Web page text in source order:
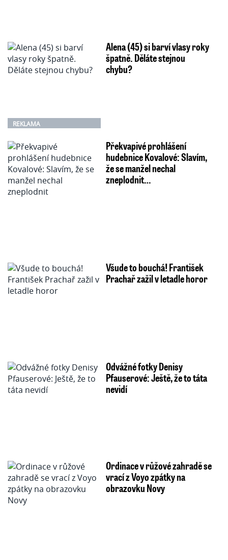
REKLAMA
Alena (45) si barví vlasy roky
špatně. Děláte stejnou
chybu?
Překvapivé prohlášení
hudebnice Kovalové: Slavím,
že se manžel nechal
zneplodnit…
Všude to bouchá! František
Prachař zažil v letadle horor
Odvážné fotky Denisy
Pfauserové: Ještě, že to táta
nevidí
Ordinace v růžové zahradě se
vrací z Voyo zpátky na
obrazovku Novy